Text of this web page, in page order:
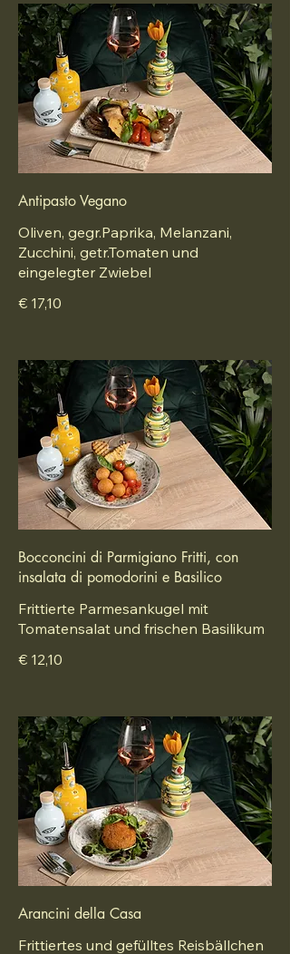
Antipasto Vegano
Oliven, gegr.Paprika, Melanzani,
Zucchini, getr.Tomaten und
eingelegter Zwiebel
€ 17,10
Bocconcini di Parmigiano Fritti, con
insalata di pomodorini e Basilico
Frittierte Parmesankugel mit
Tomatensalat und frischen Basilikum
€ 12,10
Arancini della Casa
Frittiertes und gefülltes Reisbällchen